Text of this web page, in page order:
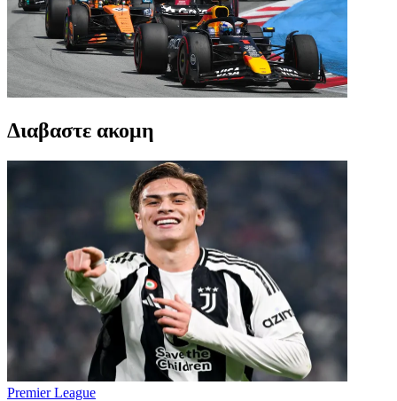
Διαβαστε ακομη
Premier League